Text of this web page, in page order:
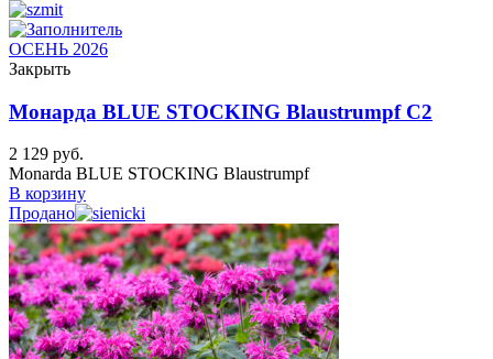
ОСЕНЬ 2026
Закрыть
Монарда BLUE STOCKING Blaustrumpf C2
2 129 руб.
Monarda BLUE STOCKING Blaustrumpf
В корзину
Продано